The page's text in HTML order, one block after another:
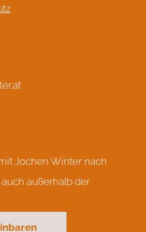
Jochen Winter nach
außerhalb der